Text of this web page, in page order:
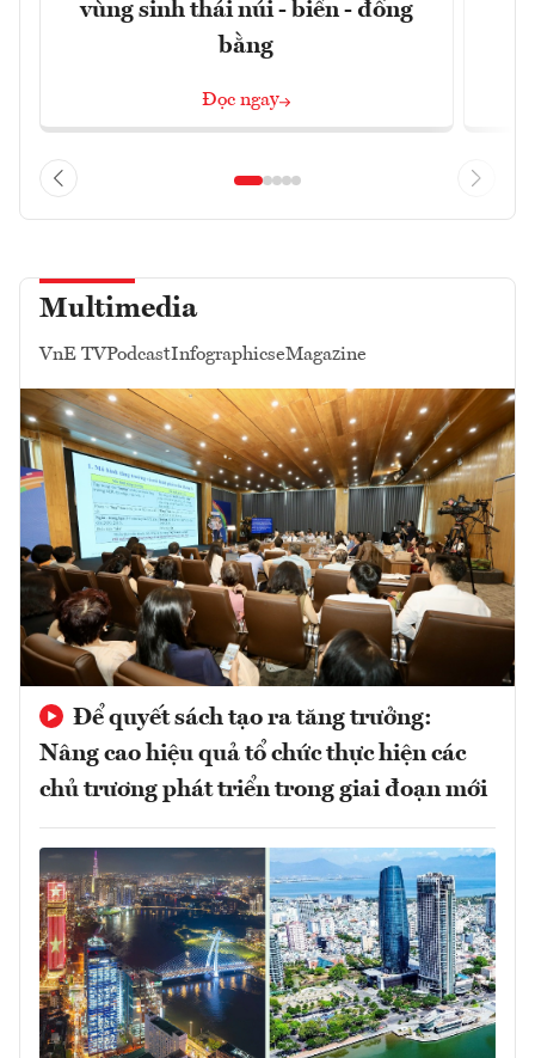
vùng sinh thái núi - biển - đồng
bằng
Đọc ngay
Multimedia
VnE TVPodcastInfographicseMagazine
Để quyết sách tạo ra tăng trưởng:
Nâng cao hiệu quả tổ chức thực hiện các
chủ trương phát triển trong giai đoạn mới